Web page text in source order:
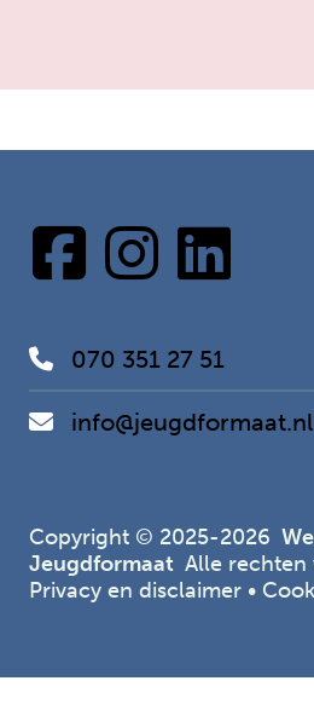
070 351 27 51
info@jeugdformaat.nl
Copyright © 2025-2026
Jeugdformaat Alle
Privacy en disclaimer •